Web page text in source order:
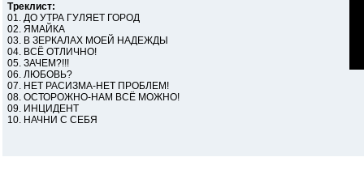
Треклист:
01. ДО УТРА ГУЛЯЕТ ГОРОД
02. ЯМАЙКА
03. В ЗЕРКАЛАХ МОЕЙ НАДЕЖДЫ
04. ВСЁ ОТЛИЧНО!
05. ЗАЧЕМ?!!!
06. ЛЮБОВЬ?
07. НЕТ РАСИЗМА-НЕТ ПРОБЛЕМ!
08. ОСТОРОЖНО-НАМ ВСЁ МОЖНО!
09. ИНЦИДЕНТ
10. НАЧНИ С СЕБЯ